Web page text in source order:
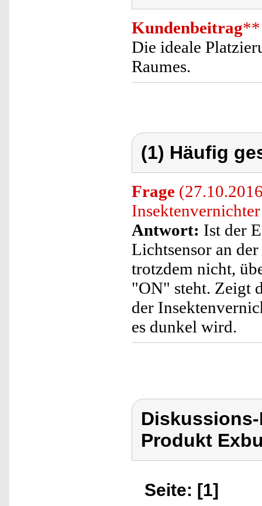
Kundenbeitrag**
Die ideale
Raumes.
(1) Häufig
Frage
Antwort: Ist der
Lichtsensor an
trotzdem nicht,
"ON" steht. Zeigt
der
es dunkel wird.
Produkt
Seite: [1]